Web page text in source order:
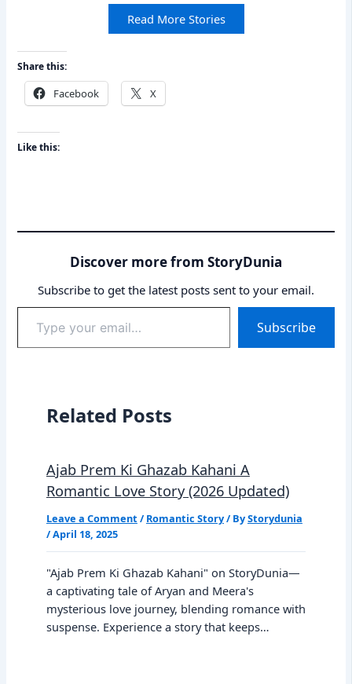
Read More Stories
Share this:
Facebook X
Like this:
Discover more from StoryDunia
Subscribe to get the latest posts sent to your email.
your
email…
Subscribe
Related Posts
Ajab Prem Ki Ghazab Kahani A
Romantic Love Story (2026 Updated)
Leave a Comment / Romantic Story/ ByStorydunia
/April 18, 2025
"Ajab Prem Ki Ghazab Kahani" on StoryDunia—
a captivating tale of Aryan and Meera's
mysterious love journey, blending romance with
suspense. Experience a story that keeps…